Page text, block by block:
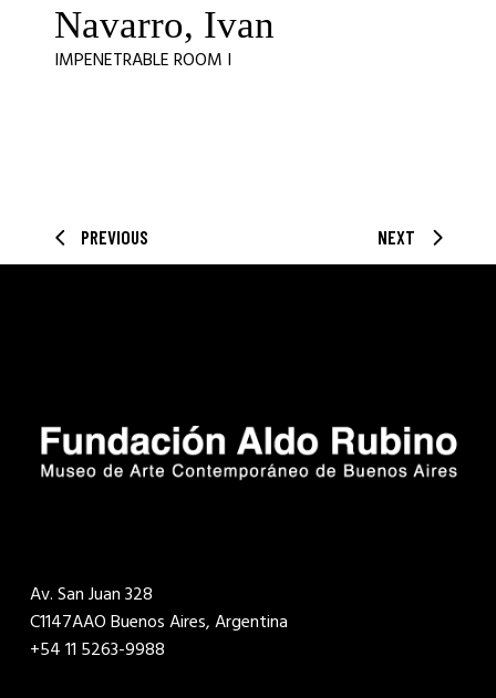
Navarro, Ivan
IMPENETRABLE ROOM I
PREVIOUS NEXT
Av. San Juan 328
C1147AAO Buenos Aires, Argentina
+54 11 5263-9988